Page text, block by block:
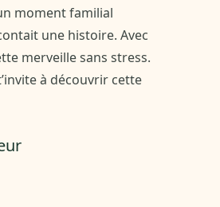
moment familial
une histoire. Avec
merveille sans stress.
à découvrir cette